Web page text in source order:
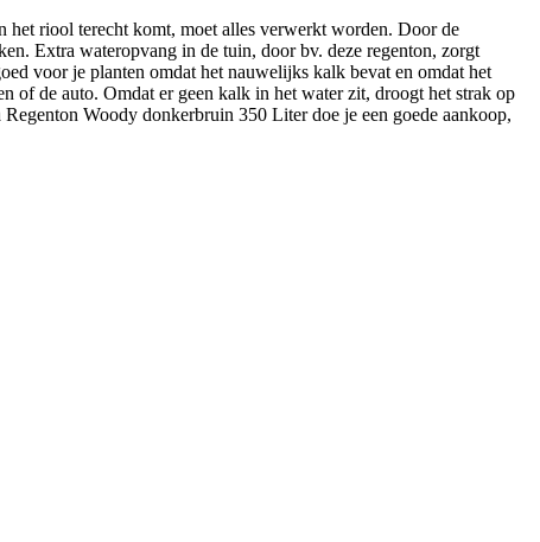
het riool terecht komt, moet alles verwerkt worden. Door de
Extra wateropvang in de tuin, door bv. deze regenton, zorgt
voor je planten omdat het nauwelijks kalk bevat en omdat het
of de auto. Omdat er geen kalk in het water zit, droogt het strak op
Woody donkerbruin 350 Liter doe je een goede aankoop,